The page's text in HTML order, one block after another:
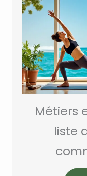
Métiers
liste